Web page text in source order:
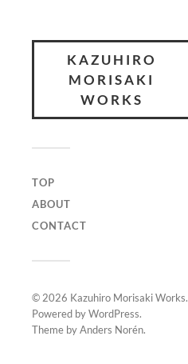
KAZUHIRO
MORISAKI
WORKS
TOP
ABOUT
CONTACT
© 2026 Kazuhiro Morisaki Works.
Powered byWordPress.
Theme byAnders Norén.